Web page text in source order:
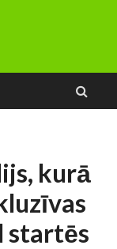
kurā
startēs